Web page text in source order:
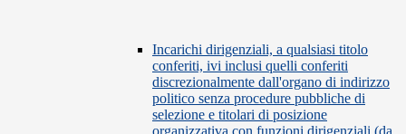
Incarichi dirigenziali, a qualsiasi titolo
conferiti, ivi inclusi quelli conferiti
discrezionalmente dall'organo di indirizzo
politico senza procedure pubbliche di
selezione e titolari di posizione